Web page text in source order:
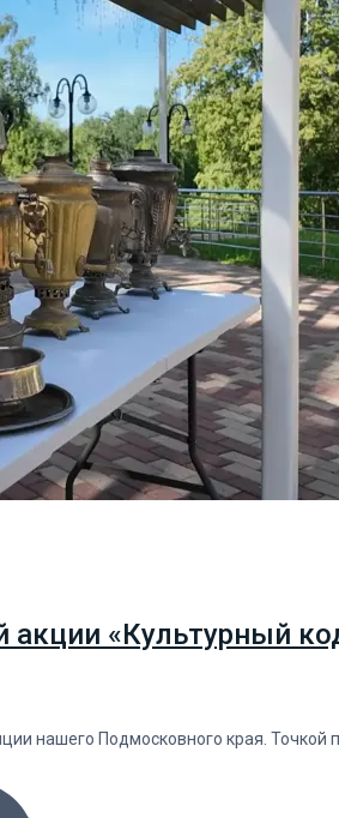
акции «Культурный
нашего Подмосковного края. Точкой